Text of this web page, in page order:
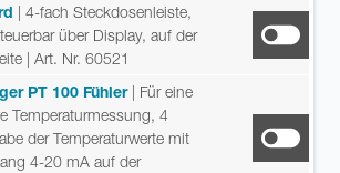
| 4-fach Steckdosenleiste,
über Display, auf der
| Art. Nr. 60521
PT 100 Fühler | Für eine
Temperaturmessung, 4
der Temperaturwerte mit
4-20 mA auf der